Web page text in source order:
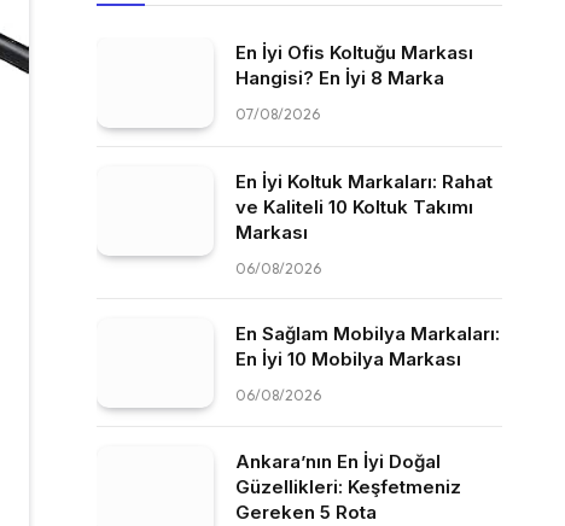
En İyi Ofis Koltuğu Markası
Hangisi? En İyi 8 Marka
07/08/2026
En İyi Koltuk Markaları: Rahat
ve Kaliteli 10 Koltuk Takımı
Markası
06/08/2026
En Sağlam Mobilya Markaları:
En İyi 10 Mobilya Markası
06/08/2026
Ankara’nın En İyi Doğal
Güzellikleri: Keşfetmeniz
Gereken 5 Rota